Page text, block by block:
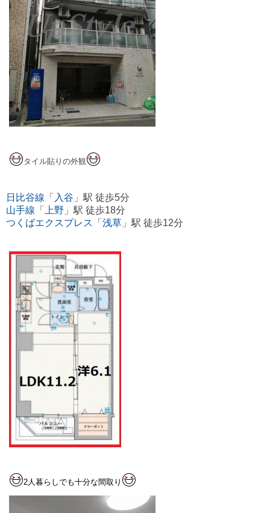
タイル貼りの外観
日比谷線 「 入谷 」駅 徒歩5分
山手線 「 上野 」駅 徒歩18分
つくばエクスプレス
「 浅草 」駅 徒歩12分
2人暮らしでも十分な間取り